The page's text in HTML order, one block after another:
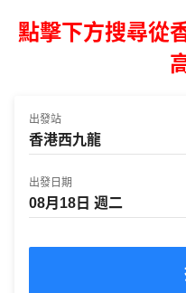
點擊下方搜尋從
出發站
出發日期